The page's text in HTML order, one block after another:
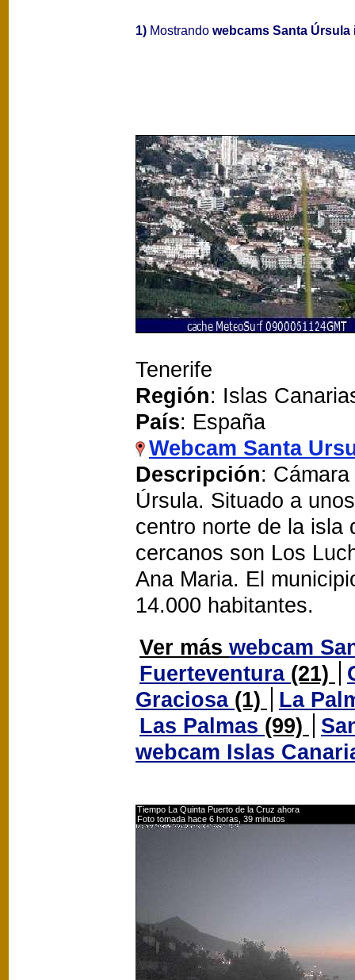
1) Mostrando webcams Santa Úrsula
Tenerife
Región: Islas
País: España
Webcam Santa
Descripción:
Úrsula. Situado a
centro norte de la isla
cercanos son Los
Ana Maria. El
14.000 habitantes.
Ver más webcam
Fuerteventura (21)
Graciosa (1)
La
Las Palmas (99)
webcam Islas
Tiempo La Quinta Puerto de la Cruz ahora
Foto tomada hace 6 horas, 39 minutos